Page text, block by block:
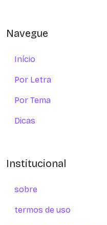
Navegue
Início
Por Letra
Por Tema
Dicas
Institucional
sobre
termos de uso